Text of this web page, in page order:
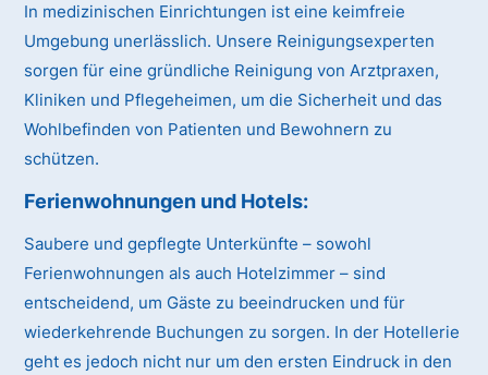
In medizinischen Einrichtungen ist eine keimfreie
Umgebung unerlässlich. Unsere Reinigungsexperten
sorgen für eine gründliche Reinigung von Arztpraxen,
Kliniken und Pflegeheimen, um die Sicherheit und das
Wohlbefinden von Patienten und Bewohnern zu
schützen.
Ferienwohnungen und Hotels:
Saubere und gepflegte Unterkünfte – sowohl
Ferienwohnungen als auch Hotelzimmer – sind
entscheidend, um Gäste zu beeindrucken und für
wiederkehrende Buchungen zu sorgen. In der Hotellerie
geht es jedoch nicht nur um den ersten Eindruck in den